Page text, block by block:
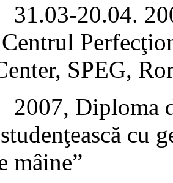
31.03-20.04.
SPEG,
2007, Diploma
cu
mâine”